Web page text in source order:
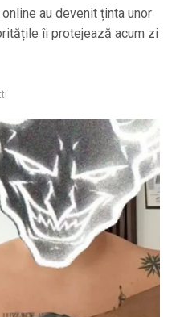
au devenit ținta unor
îi protejează acum zi